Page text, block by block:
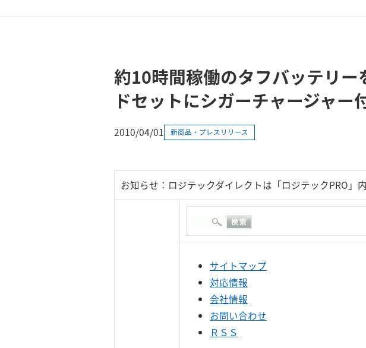
約10時間稼働のタフバッテリ
ドセットにシガーチャージャー
2010/04/01 新商品・プレスリリース
お知らせ：ロジテックダイレクトは「ロジテックPRO」
サイトマップ
対応情報
会社情報
お問い合わせ
ＲＳＳ